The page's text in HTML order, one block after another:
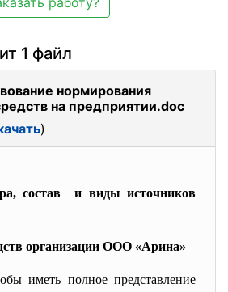
1 файл
нормирования
на предприятии.doc
)
состав и виды источников
организации ООО «Арина»
иметь полное представление